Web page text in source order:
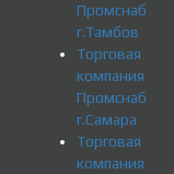
Промснаб
г.Тамбов
Торговая
компания
Промснаб
г.Самара
Торговая
компания